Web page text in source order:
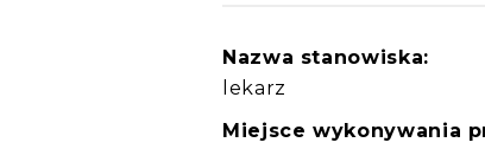
Nazwa stanowiska:
lekarz
Miejsce wykonywania